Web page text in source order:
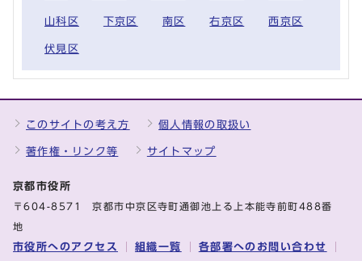
山科区 下京区 南区 右京区 西京区
伏見区
このサイトの考え方 個人情報の取扱い
著作権・リンク等 サイトマップ
京都市役所
〒604-8571 京都市中京区寺町通御池上る上本能寺前町488番
地
市役所へのアクセス 組織一覧 各部署へのお問い合わせ